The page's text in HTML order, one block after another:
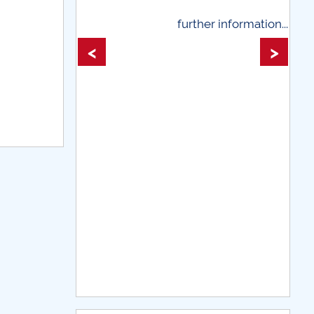
further
< >